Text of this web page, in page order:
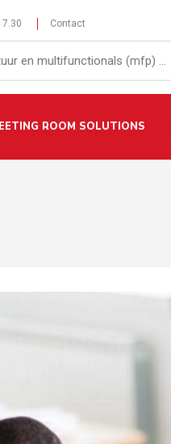
Contact
ROOM SOLUTIONS